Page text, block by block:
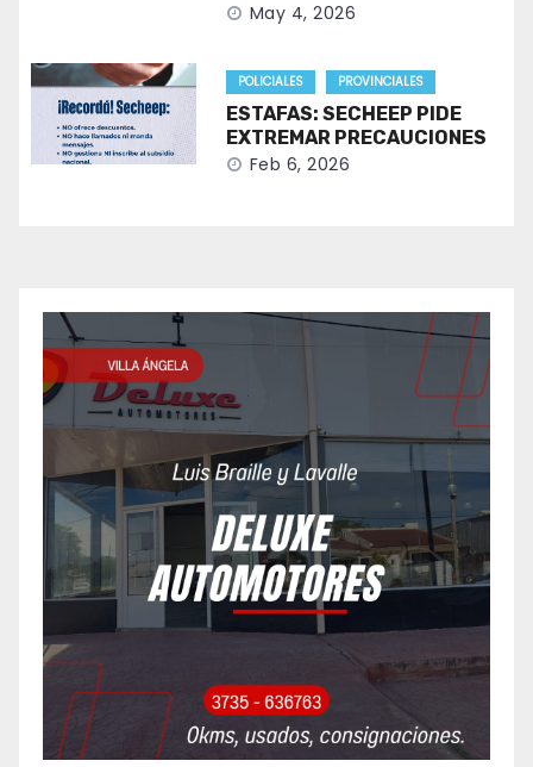
May 4, 2026
POLICIALES PROVINCIALES
ESTAFAS: SECHEEP PIDE
EXTREMAR PRECAUCIONES
Feb 6, 2026